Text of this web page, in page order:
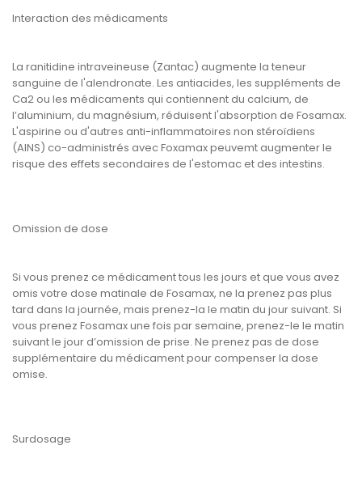
Interaction des médicaments
La ranitidine intraveineuse (Zantac) augmente la teneur
sanguine de l'alendronate. Les antiacides, les suppléments de
Ca2 ou les médicaments qui contiennent du calcium, de
l’aluminium, du magnésium, réduisent l'absorption de Fosamax.
L'aspirine ou d'autres anti-inflammatoires non stéroïdiens
(AINS) co-administrés avec Foxamax peuvemt augmenter le
risque des effets secondaires de l'estomac et des intestins.
Omission de dose
Si vous prenez ce médicament tous les jours et que vous avez
omis votre dose matinale de Fosamax, ne la prenez pas plus
tard dans la journée, mais prenez-la le matin du jour suivant. Si
vous prenez Fosamax une fois par semaine, prenez-le le matin
suivant le jour d’omission de prise. Ne prenez pas de dose
supplémentaire du médicament pour compenser la dose
omise.
Surdosage